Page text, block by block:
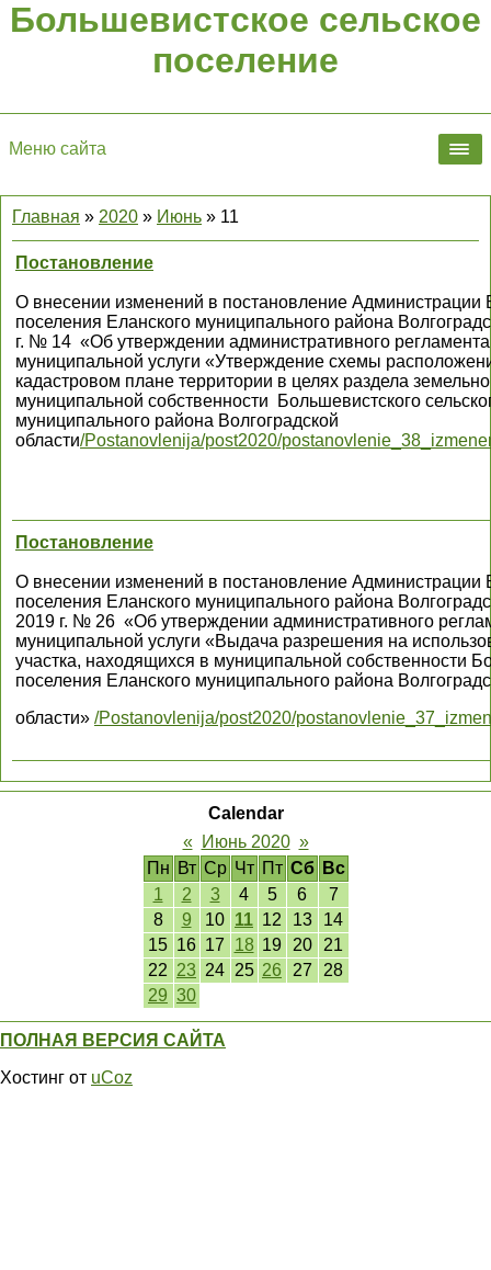
Большевистское сельское
поселение
Меню сайта
Главная » 2020 » Июнь » 11
Постановление
О внесении изменений в постановление Администрации
поселения Еланского муниципального района
г. № 14 «Об утверждении административного
муниципальной услуги «Утверждение схемы
кадастровом плане территории в целях раздела
муниципальной собственности Большевистского
муниципального района Волгоградской
области/Postanovlenija/post2020/
Постановление
О внесении изменений в постановление Администрации
поселения Еланского муниципального района
2019 г. № 26 «Об утверждении административного
муниципальной услуги «Выдача разрешения на
участка, находящихся в муниципальной собственности
поселения Еланского муниципального района
области» /Postanovlenija/post2020/
Calendar
«
Июнь 2020 »
Пн Вт Ср Чт Пт Сб
Вс
1
2 3 4 5 6
7
8
9 10 11 12 13
14
15 16 17 18 19 20
21
22 23 24 25 26 27
28
29 30
ПОЛНАЯ ВЕРСИЯ САЙТА
Хостинг от uCoz